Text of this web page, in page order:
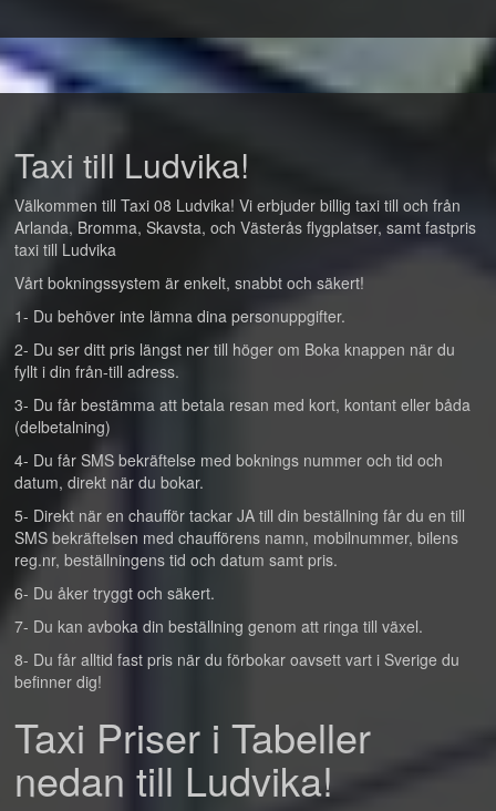
Taxi till Ludvika!
Välkommen till Taxi 08 Ludvika! Vi erbjuder billig taxi till och från
Arlanda, Bromma, Skavsta, och Västerås flygplatser, samt fastpris
taxi till Ludvika
Vårt bokningssystem är enkelt, snabbt och säkert!
1- Du behöver inte lämna dina personuppgifter.
2- Du ser ditt pris längst ner till höger om Boka knappen när du
fyllt i din från-till adress.
3- Du får bestämma att betala resan med kort, kontant eller båda
(delbetalning)
4- Du får SMS bekräftelse med boknings nummer och tid och
datum, direkt när du bokar.
5- Direkt när en chaufför tackar JA till din beställning får du en till
SMS bekräftelsen med chaufförens namn, mobilnummer, bilens
reg.nr, beställningens tid och datum samt pris.
6- Du åker tryggt och säkert.
7- Du kan avboka din beställning genom att ringa till växel.
8- Du får alltid fast pris när du förbokar oavsett vart i Sverige du
befinner dig!
Taxi Priser i Tabeller
nedan till Ludvika!